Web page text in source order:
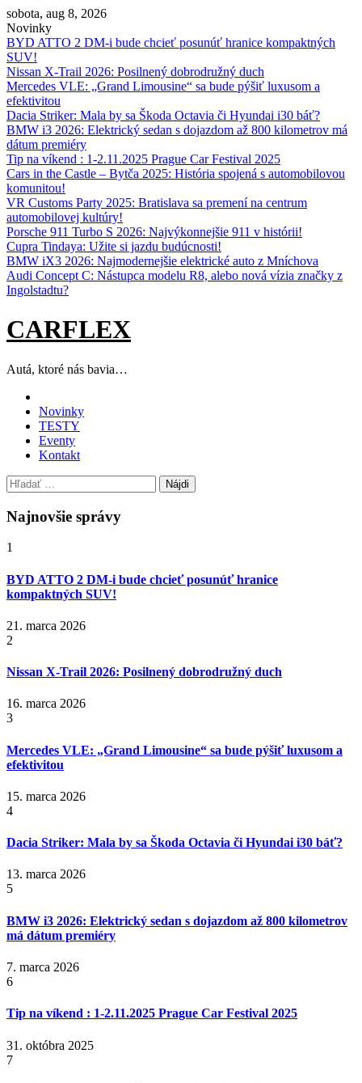
Skip
to
content
sobota, aug 8, 2026
Novinky
BYD ATTO 2 DM-i bude chcieť posunúť hranice kompaktných
SUV!
Nissan X‑Trail 2026: Posilnený dobrodružný duch
Mercedes VLE: „Grand Limousine“ sa bude pýšiť luxusom a
efektivitou
Dacia Striker: Mala by sa Škoda Octavia či Hyundai i30 báť?
BMW i3 2026: Elektrický sedan s dojazdom až 800 kilometrov má
dátum premiéry
Tip na víkend : 1-2.11.2025 Prague Car Festival 2025
Cars in the Castle – Bytča 2025: História spojená s automobilovou
komunitou!
VR Customs Party 2025: Bratislava sa premení na centrum
automobilovej kultúry!
Porsche 911 Turbo S 2026: Najvýkonnejšie 911 v histórii!
Cupra Tindaya: Užite si jazdu budúcnosti!
BMW iX3 2026: Najmodernejšie elektrické auto z Mníchova
Audi Concept C: Nástupca modelu R8, alebo nová vízia značky z
Ingolstadtu?
CARFLEX
Autá, ktoré nás bavia…
Novinky
TESTY
Eventy
Kontakt
Hľadať:
Najnovšie správy
1
BYD ATTO 2 DM-i bude chcieť posunúť hranice
kompaktných SUV!
21. marca 2026
2
Nissan X‑Trail 2026: Posilnený dobrodružný duch
16. marca 2026
3
Mercedes VLE: „Grand Limousine“ sa bude pýšiť luxusom a
efektivitou
15. marca 2026
4
Dacia Striker: Mala by sa Škoda Octavia či Hyundai i30 báť?
13. marca 2026
5
BMW i3 2026: Elektrický sedan s dojazdom až 800 kilometrov
má dátum premiéry
7. marca 2026
6
Tip na víkend : 1-2.11.2025 Prague Car Festival 2025
31. októbra 2025
7